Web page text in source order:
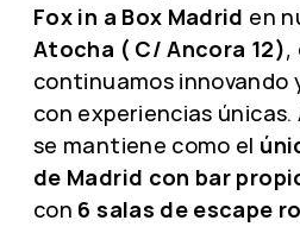
Fox in a Box Madrid en
Atocha ( C/ Ancora 12),
continuamos innovando
con experiencias
se mantiene como el
de Madrid con bar
con 6 salas de escape